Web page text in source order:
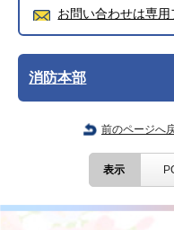
お問い合わせは専用
消防本部
前のページへ
表示